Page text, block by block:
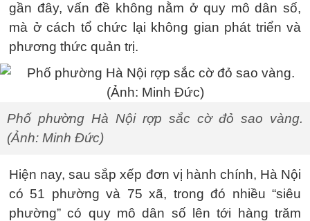
gần đây, vấn đề không nằm ở quy mô dân số,
mà ở cách tổ chức lại không gian phát triển và
phương thức quản trị.
Phố phường Hà Nội rợp sắc cờ đỏ sao vàng.
(Ảnh: Minh Đức)
Hiện nay, sau sắp xếp đơn vị hành chính, Hà Nội
có 51 phường và 75 xã, trong đó nhiều “siêu
phường” có quy mô dân số lên tới hàng trăm